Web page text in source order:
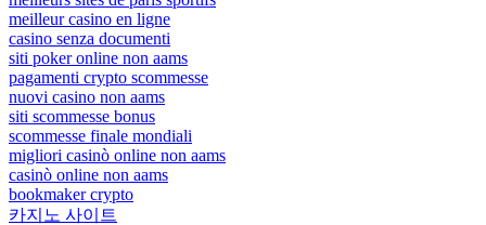
meilleur casino en ligne
casino senza documenti
siti poker online non aams
pagamenti crypto scommesse
nuovi casino non aams
siti scommesse bonus
scommesse finale mondiali
migliori casinò online non aams
casinò online non aams
bookmaker crypto
카지노 사이트